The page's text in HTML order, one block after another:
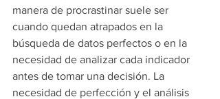
manera de procrastinar suele ser
cuando quedan atrapados en la
búsqueda de datos perfectos o en la
necesidad de analizar cada indicador
antes de tomar una decisión. La
necesidad de perfección y el análisis